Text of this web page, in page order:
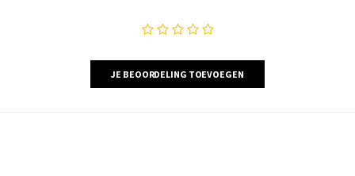
JE BEOORDELING TOEVOEGEN